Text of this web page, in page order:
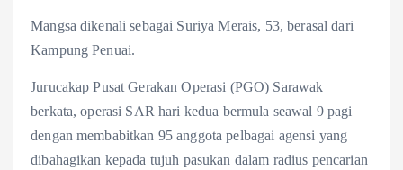
k
p
Mangsa dikenali sebagai Suriya Merais, 53, berasal dari
Kampung Penuai.
Jurucakap Pusat Gerakan Operasi (PGO) Sarawak
berkata, operasi SAR hari kedua bermula seawal 9 pagi
dengan membabitkan 95 anggota pelbagai agensi yang
dibahagikan kepada tujuh pasukan dalam radius pencarian